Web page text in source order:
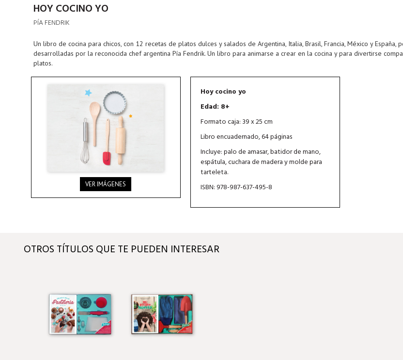
HOY COCINO YO
PÍA FENDRIK
Un libro de cocina para chicos, con 12 recetas de platos dulces y salados de Argentina, Italia, Brasil, Francia, México y España,
desarrolladas por la reconocida chef argentina Pía Fendrik. Un libro para animarse a crear en la cocina y para divertirse
platos.
VER IMÁGENES
Hoy cocino yo
Edad: 8+
Formato caja: 39 x 25 cm
Libro encuadernado, 64 páginas
Incluye: palo de amasar, batidor de mano,
espátula, cuchara de madera y molde para
tarteleta.
ISBN: 978-987-637-495-8
OTROS TÍTULOS QUE TE PUEDEN INTERESAR